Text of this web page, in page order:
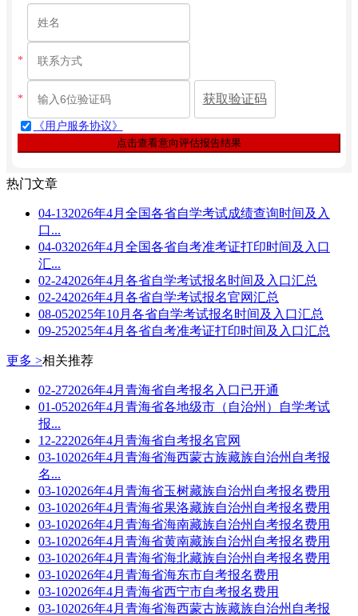
*
* 获取验证码
《用户服务协议》
点击查看意向评估报告结果
热门文章
04-132026年4月全国各省自学考试成绩查询时间及入
口...
04-032026年4月全国各省自考准考证打印时间及入口
汇...
02-242026年4月各省自学考试报名时间及入口汇总
02-242026年4月各省自学考试报名官网汇总
08-052025年10月各省自学考试报名时间及入口汇总
09-252025年4月各省自考准考证打印时间及入口汇总
更多 >相关推荐
02-272026年4月青海省自考报名入口已开通
01-052026年4月青海省各地级市（自治州）自学考试
报...
12-222026年4月青海省自考报名官网
03-102026年4月青海省海西蒙古族藏族自治州自考报
名...
03-102026年4月青海省玉树藏族自治州自考报名费用
03-102026年4月青海省果洛藏族自治州自考报名费用
03-102026年4月青海省海南藏族自治州自考报名费用
03-102026年4月青海省黄南藏族自治州自考报名费用
03-102026年4月青海省海北藏族自治州自考报名费用
03-102026年4月青海省海东市自考报名费用
03-102026年4月青海省西宁市自考报名费用
03-102026年4月青海省海西蒙古族藏族自治州自考报